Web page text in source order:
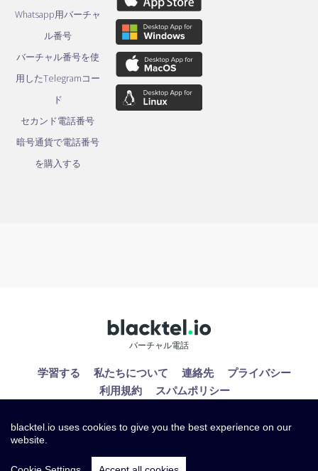
Whatsapp用バーチャ
ル番号
バーチャル番号を使
用したTelegramコー
ド
セカンド電話番号
暗号通貨で電話番号
を購入する
バーチャル電話
学習する 私たちについて 連絡先
プライバシー
利用規約
スパムポリシー
blacktel.io uses cookies to give you the best experience on our
website.